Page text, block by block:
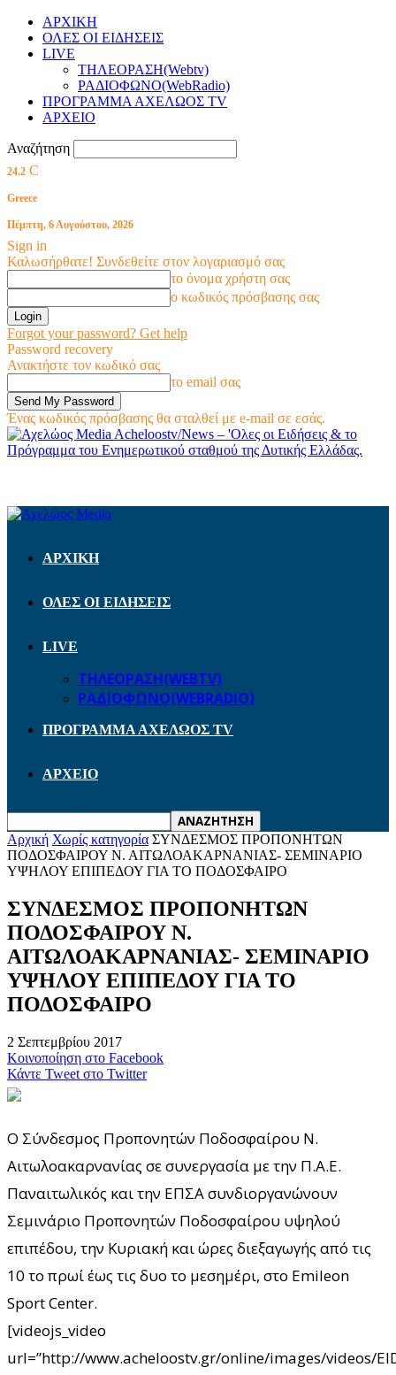
ΑΡΧΙΚΗ
ΟΛΕΣ ΟΙ ΕΙΔΗΣΕΙΣ
LIVE
ΤΗΛΕΟΡΑΣΗ(Webtv)
ΡΑΔΙΟΦΩΝΟ(WebRadio)
ΠΡΟΓΡΑΜΜΑ ΑΧΕΛΩΟΣ TV
ΑΡΧΕΙΟ
Αναζήτηση
24.2 C
Greece
Πέμπτη, 6 Αυγούστου, 2026
Sign in
Καλωσήρθατε! Συνδεθείτε στον λογαριασμό σας
το όνομα χρήστη σας
ο κωδικός πρόσβασης σας
Forgot your password? Get help
Password recovery
Ανακτήστε τον κωδικό σας
το email σας
Ένας κωδικός πρόσβασης θα σταλθεί με e-mail σε εσάς.
Acheloostv/News – 'Ολες οι Ειδήσεις & το
Πρόγραμμα του Ενημερωτικού σταθμού της Δυτικής Ελλάδας.
ΑΡΧΙΚΗ
ΟΛΕΣ ΟΙ ΕΙΔΗΣΕΙΣ
LIVE
ΤΗΛΕΟΡΑΣΗ(WEBTV)
ΡΑΔΙΟΦΩΝΟ(WEBRADIO)
ΠΡΟΓΡΑΜΜΑ ΑΧΕΛΩΟΣ TV
ΑΡΧΕΙΟ
Αρχική Χωρίς κατηγορία ΣΥΝΔΕΣΜΟΣ ΠΡΟΠΟΝΗΤΩΝ
ΠΟΔΟΣΦΑΙΡΟΥ Ν. ΑΙΤΩΛΟΑΚΑΡΝΑΝΙΑΣ- ΣΕΜΙΝΑΡΙΟ
ΥΨΗΛΟΥ ΕΠΙΠΕΔΟΥ ΓΙΑ ΤΟ ΠΟΔΟΣΦΑΙΡΟ
ΣΥΝΔΕΣΜΟΣ ΠΡΟΠΟΝΗΤΩΝ
ΠΟΔΟΣΦΑΙΡΟΥ Ν.
ΑΙΤΩΛΟΑΚΑΡΝΑΝΙΑΣ- ΣΕΜΙΝΑΡΙΟ
ΥΨΗΛΟΥ ΕΠΙΠΕΔΟΥ ΓΙΑ ΤΟ
ΠΟΔΟΣΦΑΙΡΟ
2 Σεπτεμβρίου 2017
Κοινοποίηση στο Facebook
Κάντε Tweet στο Twitter
Ο Σύνδεσμος Προπονητών Ποδοσφαίρου Ν.
Αιτωλοακαρνανίας σε συνεργασία με την Π.Α.Ε.
Παναιτωλικός και την ΕΠΣΑ συνδιοργανώνουν
Σεμινάριο Προπονητών Ποδοσφαίρου υψηλού
επιπέδου, την Κυριακή και ώρες διεξαγωγής από τις
10 το πρωί έως τις δυο το μεσημέρι, στο Emileon
Sport Center.
[videojs_video
url=”http://www.acheloostv.gr/online/images/videos/